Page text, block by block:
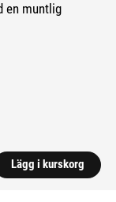
en muntlig
sida.)
Lägg i kurskorg